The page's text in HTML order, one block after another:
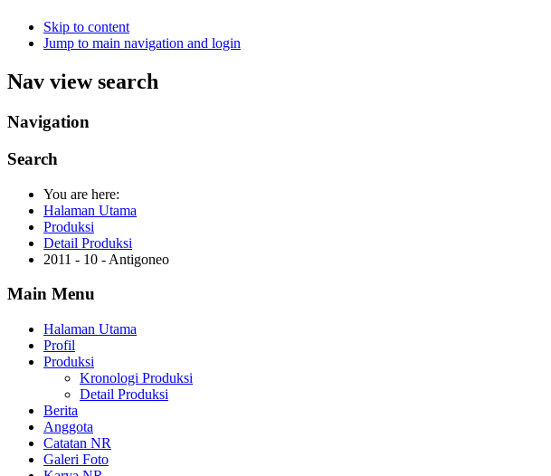
Skip to content
Jump to main navigation and login
Nav view search
Navigation
Search
You are here:
Halaman Utama
Produksi
Detail Produksi
2011 - 10 - Antigoneo
Main Menu
Halaman Utama
Profil
Produksi
Kronologi Produksi
Detail Produksi
Berita
Anggota
Catatan NR
Galeri Foto